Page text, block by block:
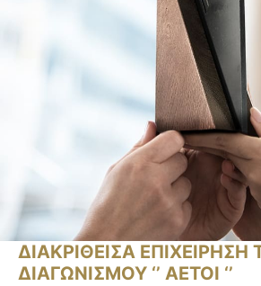
ΔΙΑΚΡΙΘΕΙΣΑ ΕΠΙΧΕΙΡΗΣΗ
ΔΙΑΓΩΝΙΣΜΟΥ ‘’ ΑΕΤΟΙ ‘’